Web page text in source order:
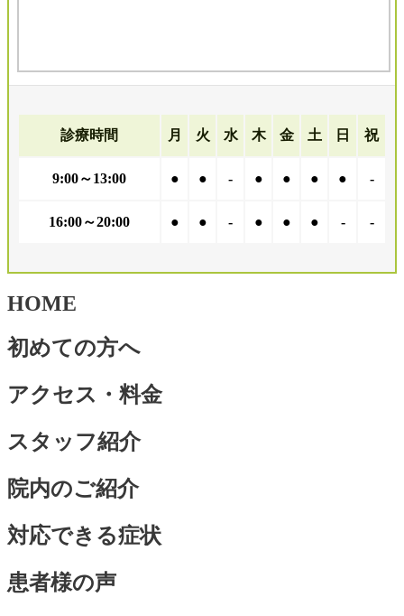
診療時間 月 火 水 木 金 土 日 祝
9:00～13:00 ● ● - ● ● ● ● -
16:00～20:00 ● ● - ● ● ● - -
HOME
初めての方へ
アクセス・料金
スタッフ紹介
院内のご紹介
対応できる症状
患者様の声